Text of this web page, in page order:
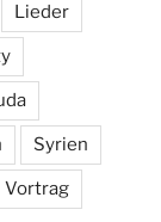
Lieder
Syrien
Vortrag